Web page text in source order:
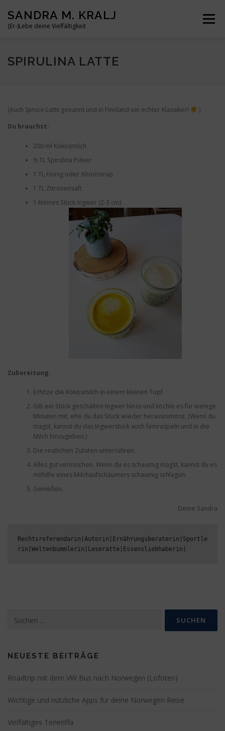
Inhalt
springen
SANDRA M. KRALJ
(Er-)Lebe deine Vielfältigkeit
Menü
HOME ÜBER MICH MEINE BÜCHER
SPIRULINA LATTE
(Auch Spruce-Latte genannt und in Finnland ein echter Klassiker!
)
Du brauchst:
200 ml Kokosmilch
½ TL Spirulina Pulver
1 TL Honig oder Ahornsirup
1 TL Zitronensaft
1 kleines Stück Ingwer (2-3 cm)
Zubereitung:
Erhitze die Kokosmilch in einem kleinen Topf.
Gib ein Stück geschälten Ingwer hinzu und köchle es für wenige
Minuten mit, ehe du das Stück wieder herausnimmst. (Wenn du
magst, kannst du das Ingwerstück auch feinraspeln und in die
Milch hinzugeben.)
Die restlichen Zutaten unterrühren.
Alles gut vermischen. Wenn du es schaumig magst, kannst du es
mithilfe eines Milchaufschäumers schaumig schlagen.
Genießen.
Deine Sandra
Rechtsreferendarin|Autorin|Ernährungsberaterin|Sportle
rin|Weltenbummlerin|Leseratte|Essensliebhaberin|
nach:
NEUESTE BEITRÄGE
Roadtrip mit dem VW Bus nach Norwegen (Lofoten)
Wichtige und nützliche Apps für deine Norwegen Reise
Vielfältiges Teneriffa